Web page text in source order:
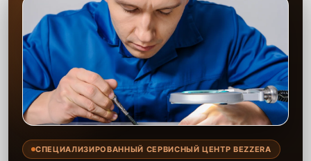
СПЕЦИАЛИЗИРОВАННЫЙ СЕРВИСНЫЙ ЦЕНТР BEZZERA